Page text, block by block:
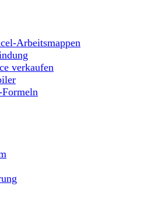
Arbeitsmappen
verkaufen